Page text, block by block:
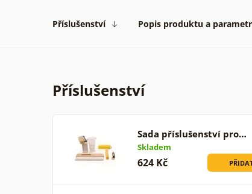
Příslušenství Popis produktu a
Příslušenství
Sada příslušenství pro…
Skladem
624 Kč